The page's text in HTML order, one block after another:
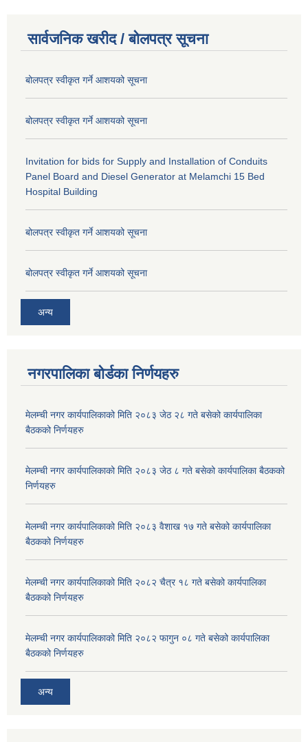
सार्वजनिक खरीद / बोलपत्र सूचना
बोलपत्र स्वीकृत गर्ने आशयको सूचना
बोलपत्र स्वीकृत गर्ने आशयको सूचना
Invitation for bids for Supply and Installation of Conduits
Panel Board and Diesel Generator at Melamchi 15 Bed
Hospital Building
बोलपत्र स्वीकृत गर्ने आशयको सूचना
बोलपत्र स्वीकृत गर्ने आशयको सूचना
अन्य
नगरपालिका बोर्डका निर्णयहरु
मेलम्ची नगर कार्यपालिकाको मिति २०८३ जेठ २८ गते बसेको कार्यपालिका
बैठकको निर्णयहरु
मेलम्ची नगर कार्यपालिकाको मिति २०८३ जेठ ८ गते बसेको कार्यपालिका बैठकको
निर्णयहरु
मेलम्ची नगर कार्यपालिकाको मिति २०८३ वैशाख १७ गते बसेको कार्यपालिका
बैठकको निर्णयहरु
मेलम्ची नगर कार्यपालिकाको मिति २०८२ चैत्र १८ गते बसेको कार्यपालिका
बैठकको निर्णयहरु
मेलम्ची नगर कार्यपालिकाको मिति २०८२ फागुन ०८ गते बसेको कार्यपालिका
बैठकको निर्णयहरु
अन्य